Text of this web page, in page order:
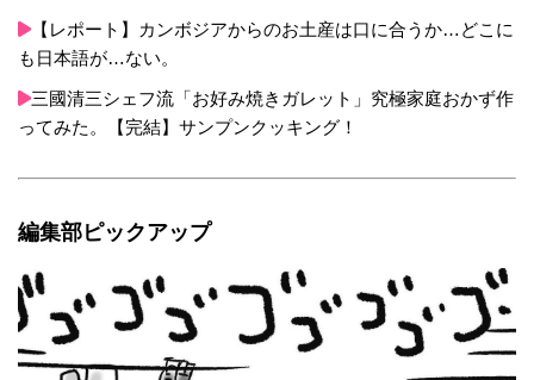
【レポート】カンボジアからのお土産は口に合うか…どこに
も日本語が…ない。
三國清三シェフ流「お好み焼きガレット」究極家庭おかず作
ってみた。【完結】サンプンクッキング！
編集部ピックアップ